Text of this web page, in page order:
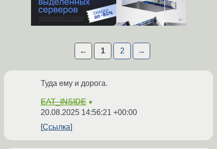
← 1 2 →
Туда ему и дорога.
EAT_INSIDE ★
20.08.2025 14:56:21 +00:00
Ссылка